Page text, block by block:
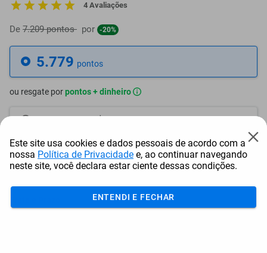
4 Avaliações
De 7.209 pontos por -20%
5.779 pontos
ou resgate porpontos + dinheiro
5.202 + R$ 26,54
4.913 pontos + R$ 39,84
4.624 pontos + R$ 53,13
Este site usa cookies e dados pessoais de acordo com a
nossa Política de Privacidade e, ao continuar navegando
neste site, você declara estar ciente dessas condições.
ENTENDI E FECHAR